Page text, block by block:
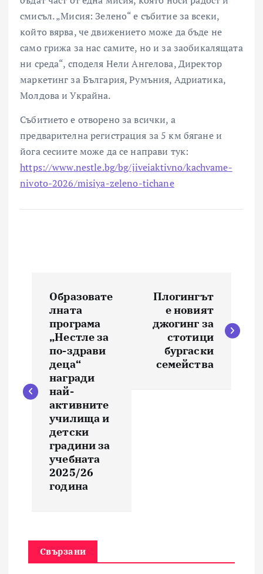
смисъл. „Мисия: Зелено“ е събитие за всеки,
който вярва, че движението може да бъде не
само грижа за нас самите, но и за заобикалящата
ни среда“, споделя Нели Ангелова, Директор
маркетинг за България, Румъния, Адриатика,
Молдова и Украйна.
Събитието е отворено за всички, а
предварителна регистрация за 5 км бягане и
йога сесиите може да се направи тук:
https://www.nestle.bg/bg/jiveiaktivno/kachvame-
nivoto-2026/misiya-zeleno-tichane
г
Образовате
лната
програма
„Нестле за
по-здрави
деца“
награди
най-
активните
училища и
детски
градини за
учебната
2025/26
година
Плогингът
е новият
джогинг за
стотици
бургаски
семейства
Свързани